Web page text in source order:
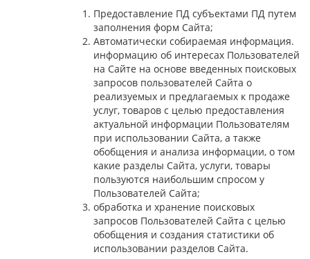
Предоставление ПД субъектами ПД путем
заполнения форм Сайта;
Автоматически собираемая информация.
информацию об интересах Пользователей
на Сайте на основе введенных поисковых
запросов пользователей Сайта о
реализуемых и предлагаемых к продаже
услуг, товаров с целью предоставления
актуальной информации Пользователям
при использовании Сайта, а также
обобщения и анализа информации, о том
какие разделы Сайта, услуги, товары
пользуются наибольшим спросом у
Пользователей Сайта;
обработка и хранение поисковых
запросов Пользователей Сайта с целью
обобщения и создания статистики об
использовании разделов Сайта.